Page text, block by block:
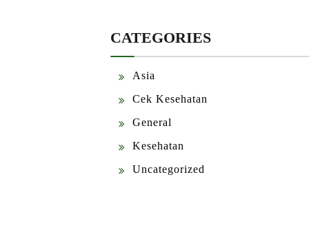
CATEGORIES
Asia
Cek Kesehatan
General
Kesehatan
Uncategorized